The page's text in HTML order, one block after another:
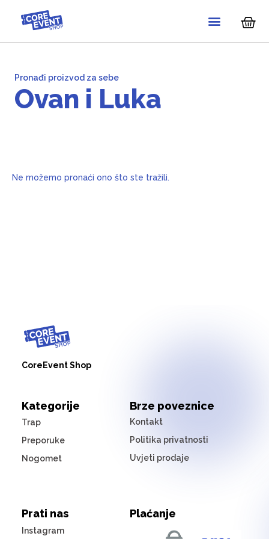
Pronađi proizvod za sebe
Ovan i Luka
Ne možemo pronaći ono što ste tražili.
CoreEvent Shop
Kategorije
Trap
Preporuke
Nogomet
Brze poveznice
Kontakt
Politika privatnosti
Uvjeti prodaje
Prati nas
Instagram
Plaćanje